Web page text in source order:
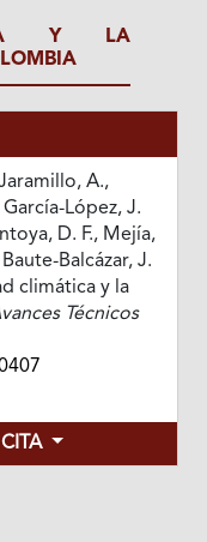
Y LA
A.,
López, J.
D. F., Mejía,
Balcázar, J.
climática y la
Técnicos